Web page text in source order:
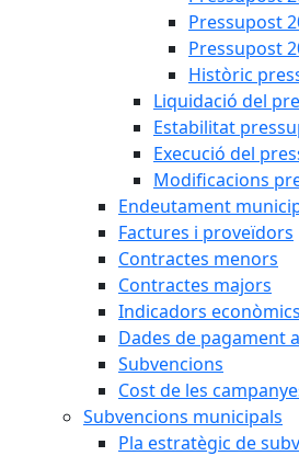
Pressupost
Pressupost
Històric
Liquidació del
Estabilitat
Execució del
Modificacions
Endeutament
Factures i proveïdors
Contractes menors
Contractes majors
Indicadors econòmics
Dades de pagament
Subvencions
Cost de les
Subvencions municipals
Pla estratègic de